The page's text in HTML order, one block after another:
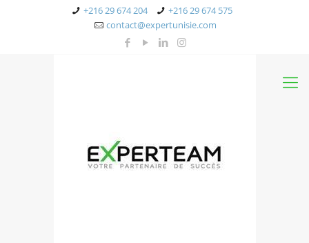
+216 29 674 204
+216 29 674 575
contact@expertunisie.com